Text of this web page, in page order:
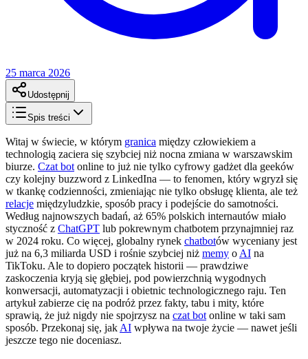
25 marca 2026
Udostępnij
Spis treści
Witaj w świecie, w którym granica między człowiekiem a
technologią zaciera się szybciej niż nocna zmiana w warszawskim
biurze. Czat bot online to już nie tylko cyfrowy gadżet dla geeków
czy kolejny buzzword z LinkedIna — to fenomen, który wgryzł się
w tkankę codzienności, zmieniając nie tylko obsługę klienta, ale też
relacje międzyludzkie, sposób pracy i podejście do samotności.
Według najnowszych badań, aż 65% polskich internautów miało
styczność z ChatGPT lub pokrewnym chatbotem przynajmniej raz
w 2024 roku. Co więcej, globalny rynek chatbotów wyceniany jest
już na 6,3 miliarda USD i rośnie szybciej niż memy o AI na
TikToku. Ale to dopiero początek historii — prawdziwe
zaskoczenia kryją się głębiej, pod powierzchnią wygodnych
konwersacji, automatyzacji i obietnic technologicznego raju. Ten
artykuł zabierze cię na podróż przez fakty, tabu i mity, które
sprawią, że już nigdy nie spojrzysz na czat bot online w taki sam
sposób. Przekonaj się, jak AI wpływa na twoje życie — nawet jeśli
jeszcze tego nie doceniasz.